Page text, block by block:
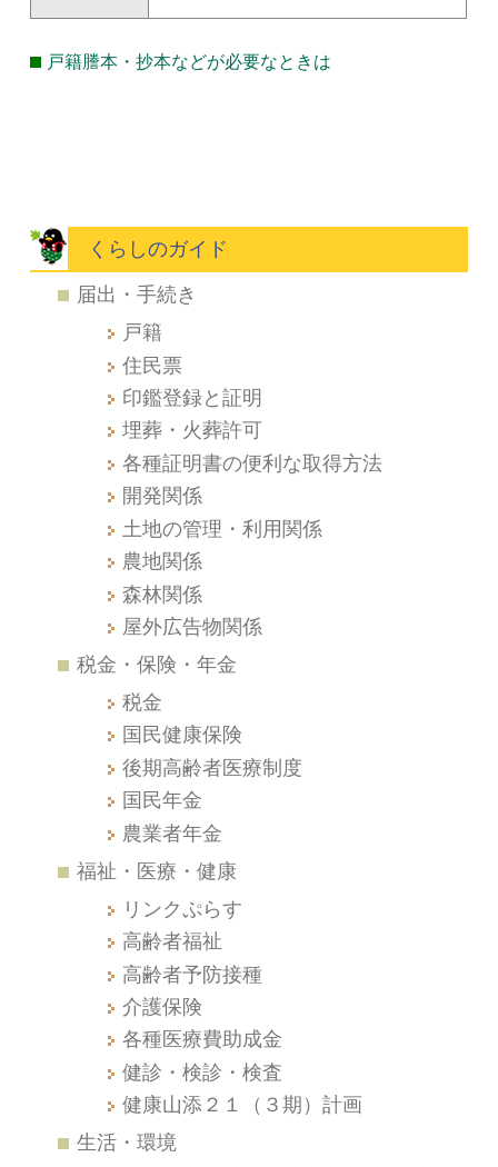
戸籍謄本・抄本などが必要なときは
くらしのガイド
届出・手続き
戸籍
住民票
印鑑登録と証明
埋葬・火葬許可
各種証明書の便利な取得方法
開発関係
土地の管理・利用関係
農地関係
森林関係
屋外広告物関係
税金・保険・年金
税金
国民健康保険
後期高齢者医療制度
国民年金
農業者年金
福祉・医療・健康
リンクぷらす
高齢者福祉
高齢者予防接種
介護保険
各種医療費助成金
健診・検診・検査
健康山添２１（３期）計画
生活・環境